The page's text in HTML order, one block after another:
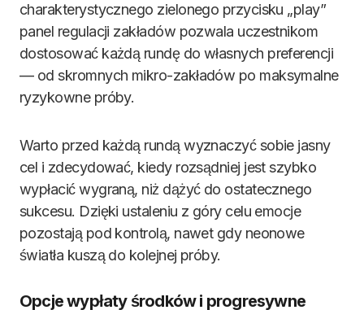
charakterystycznego zielonego przycisku „play”
panel regulacji zakładów pozwala uczestnikom
dostosować każdą rundę do własnych preferencji
— od skromnych mikro-zakładów po maksymalne
ryzykowne próby.
Warto przed każdą rundą wyznaczyć sobie jasny
cel i zdecydować, kiedy rozsądniej jest szybko
wypłacić wygraną, niż dążyć do ostatecznego
sukcesu. Dzięki ustaleniu z góry celu emocje
pozostają pod kontrolą, nawet gdy neonowe
światła kuszą do kolejnej próby.
Opcje wypłaty środków i progresywne